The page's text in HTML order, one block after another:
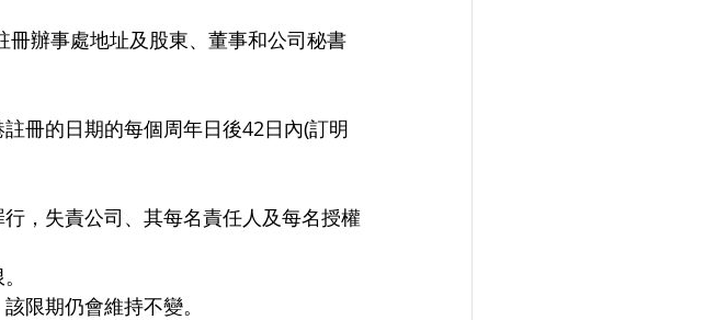
冊的日期的每個周年日後42日內(訂明
，失責公司、其每名責任人及每名授權
限期仍會維持不變。